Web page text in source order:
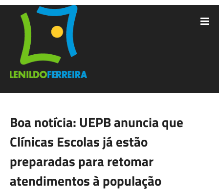
Boa notícia: UEPB anuncia que
Clínicas Escolas já estão
preparadas para retomar
atendimentos à população